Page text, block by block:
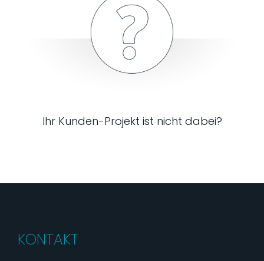
Ihr Kunden-Projekt ist nicht dabei?
KONTAKT